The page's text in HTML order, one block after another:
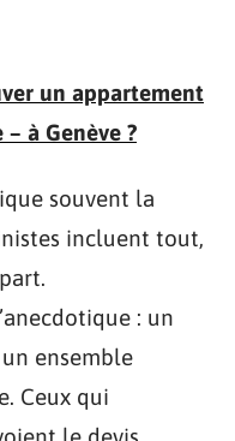
un appartement
à Genève ?
souvent la
incluent tout,
: un
ensemble
Ceux qui